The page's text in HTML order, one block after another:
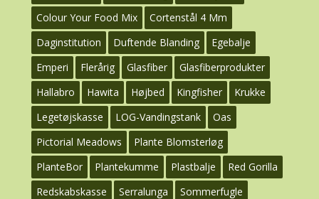
Colour Your Food Mix
Cortenstål 4 Mm
Daginstitution
Duftende Blanding
Egebalje
Emperi
Flerårig Glasfiber
Glasfiberprodukter
Hallabro
Hawita Højbed Kingfisher
Krukke
Legetøjskasse
LOG-Vandingstank
Oas
Pictorial Meadows
Plante Blomsterløg
PlanteBor
Plantekumme Plastbalje
Red Gorilla
Redskabskasse
Serralunga
Sommerfugle